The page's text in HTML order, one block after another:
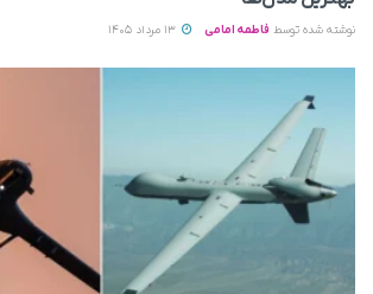
نوشته شده توسط فاطمه امامی